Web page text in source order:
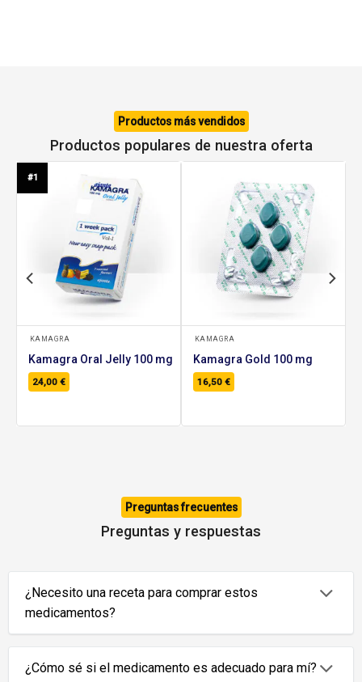
Productos más vendidos
Productos populares de nuestra oferta
#1
KAMAGRA
Kamagra Oral Jelly 100 mg
24,00€
KAMAGRA
Kamagra Gold 100 mg
16,50€
Preguntas frecuentes
Preguntas y respuestas
¿Necesito una receta para comprar estos
medicamentos?
¿Cómo sé si el medicamento es adecuado para mí?